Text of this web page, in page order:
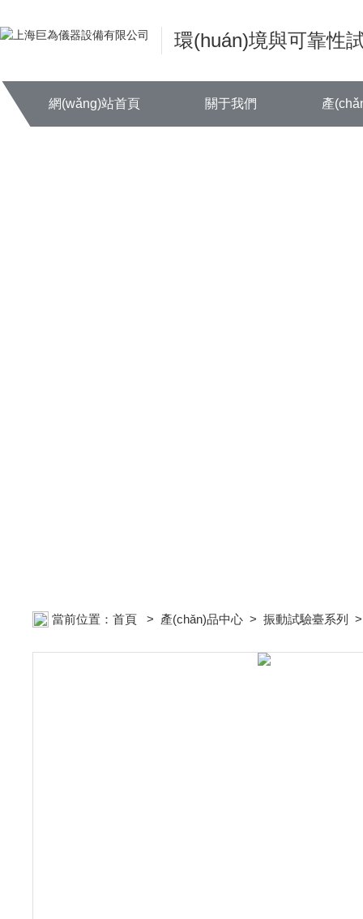
韩在线播放av-青娱乐毛片-农村妇女毛片-欧美a∨亚洲欧美亚洲-又黄又
三av-48熟女嗷嗷叫国产毛片小说-天天色中文-种田荤肉多文h-www.色
環(huán)境與可靠性
網(wǎng)站首頁 關于我們 產
當前位置： 首頁 > 產(chǎn)品中心 > 振動試驗臺系列